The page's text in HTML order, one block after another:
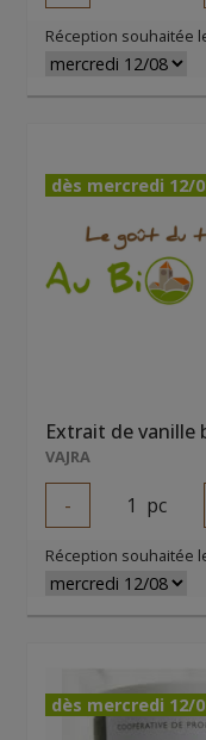
Réception souhaitée
dès mercredi 12/
Extrait de vanille
VAJRA
- 1 pc
Réception souhaitée
dès mercredi 12/